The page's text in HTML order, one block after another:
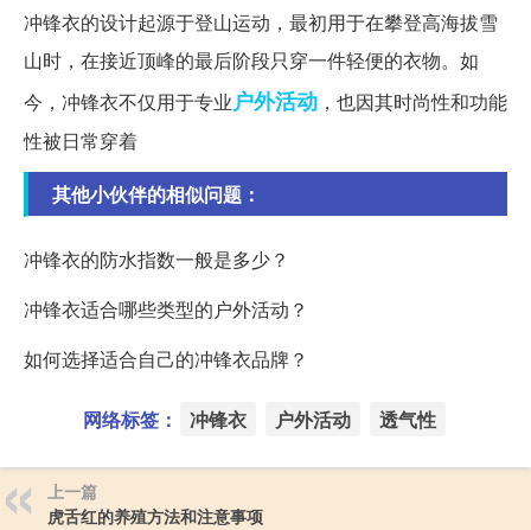
冲锋衣的设计起源于登山运动，最初用于在攀登高海拔雪
山时，在接近顶峰的最后阶段只穿一件轻便的衣物。如
今，冲锋衣不仅用于专业户外活动 ，也因其时尚性和功能
性被日常穿着
其他小伙伴的相似问题：
冲锋衣的防水指数一般是多少？
冲锋衣适合哪些类型的户外活动？
如何选择适合自己的冲锋衣品牌？
网络标签： 冲锋衣 户外活动 透气性
上一篇
虎舌红的养殖方法和注意事项